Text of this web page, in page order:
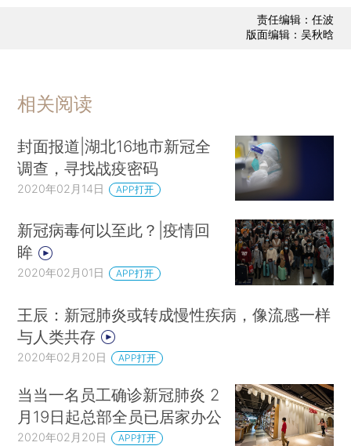
责任编辑：任波
版面编辑：吴秋晗
相关阅读
封面报道|湖北16地市新冠全
调查，寻找战疫密码
2020年02月14日 APP打开
新冠病毒何以至此？|疫情回
眸
2020年02月01日 APP打开
王辰：新冠肺炎或转成慢性疾病，像流感一样
与人类共存
2020年02月20日 APP打开
当当一名员工确诊新冠肺炎 2
月19日起总部全员已居家办公
2020年02月20日 APP打开